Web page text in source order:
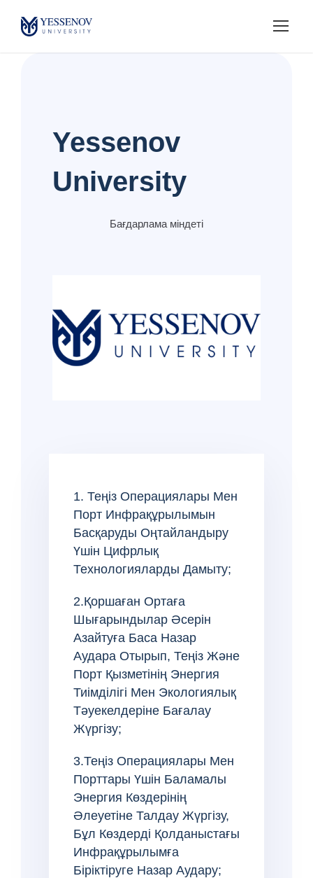
Yessenov
University
Бағдарлама міндеті
1. Теңіз Операциялары Мен
Порт Инфрақұрылымын
Басқаруды Оңтайландыру
Үшін Цифрлық
Технологияларды Дамыту;
2.Қоршаған Ортаға
Шығарындылар Әсерін
Азайтуға Баса Назар
Аудара Отырып, Теңіз Және
Порт Қызметінің Энергия
Тиімділігі Мен Экологиялық
Тәуекелдеріне Бағалау
Жүргізу;
3.Теңіз Операциялары Мен
Порттары Үшін Баламалы
Энергия Көздерінің
Әлеуетіне Талдау Жүргізу,
Бұл Көздерді Қолданыстағы
Инфрақұрылымға
Біріктіруге Назар Аудару;